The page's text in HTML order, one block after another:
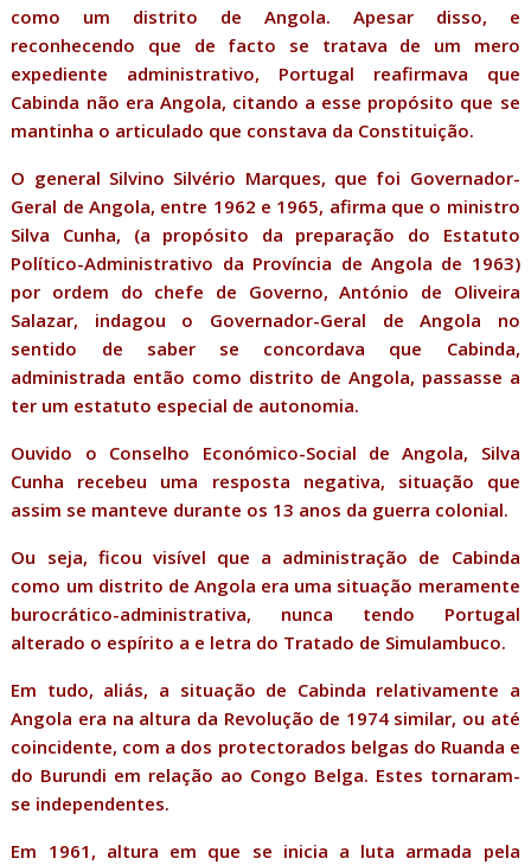
como um distrito de Angola. Apesar disso, e
reconhecendo que de facto se tratava de um mero
expediente administrativo, Portugal reafirmava que
Cabinda não era Angola, citando a esse propósito que se
mantinha o articulado que constava da Constituição.
O general Silvino Silvério Marques, que foi Governador-
Geral de Angola, entre 1962 e 1965, afirma que o ministro
Silva Cunha, (a propósito da preparação do Estatuto
Político-Administrativo da Província de Angola de 1963)
por ordem do chefe de Governo, António de Oliveira
Salazar, indagou o Governador-Geral de Angola no
sentido de saber se concordava que Cabinda,
administrada então como distrito de Angola, passasse a
ter um estatuto especial de autonomia.
Ouvido o Conselho Económico-Social de Angola, Silva
Cunha recebeu uma resposta negativa, situação que
assim se manteve durante os 13 anos da guerra colonial.
Ou seja, ficou visível que a administração de Cabinda
como um distrito de Angola era uma situação meramente
burocrático-administrativa, nunca tendo Portugal
alterado o espírito a e letra do Tratado de Simulambuco.
Em tudo, aliás, a situação de Cabinda relativamente a
Angola era na altura da Revolução de 1974 similar, ou até
coincidente, com a dos protectorados belgas do Ruanda e
do Burundi em relação ao Congo Belga. Estes tornaram-
se independentes.
Em 1961, altura em que se inicia a luta armada pela